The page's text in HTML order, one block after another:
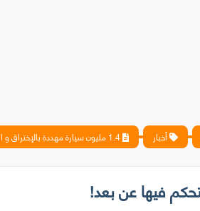
أخبار